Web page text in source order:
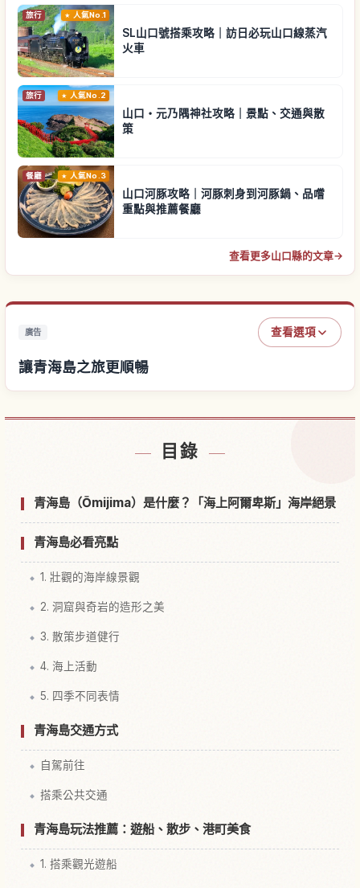
旅行 人氣No.1
SL山口號搭乘攻略｜訪日必玩山口線蒸汽
火車
旅行 人氣No.2
山口・元乃隅神社攻略｜景點、交通與散
策
餐廳 人氣No.3
山口河豚攻略｜河豚刺身到河豚鍋、品嚐
重點與推薦餐廳
查看更多山口縣的文章→
廣告 查看選項
讓青海島之旅更順暢
目錄
青海島（Ōmijima）是什麼？「海上阿爾卑斯」海岸絕景
青海島必看亮點
1. 壯觀的海岸線景觀
2. 洞窟與奇岩的造形之美
3. 散策步道健行
4. 海上活動
5. 四季不同表情
青海島交通方式
自駕前往
搭乘公共交通
青海島玩法推薦：遊船、散步、港町美食
1. 搭乘觀光遊船